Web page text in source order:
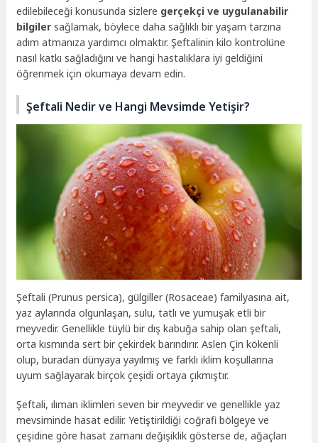
edilebileceği konusunda sizlere gerçekçi ve uygulanabilir
bilgiler sağlamak, böylece daha sağlıklı bir yaşam tarzına
adım atmanıza yardımcı olmaktır. Şeftalinin kilo kontrolüne
nasıl katkı sağladığını ve hangi hastalıklara iyi geldiğini
öğrenmek için okumaya devam edin.
Şeftali Nedir ve Hangi Mevsimde Yetişir?
Şeftali (Prunus persica), gülgiller (Rosaceae) familyasına ait,
yaz aylarında olgunlaşan, sulu, tatlı ve yumuşak etli bir
meyvedir. Genellikle tüylü bir dış kabuğa sahip olan şeftali,
orta kısmında sert bir çekirdek barındırır. Aslen Çin kökenli
olup, buradan dünyaya yayılmış ve farklı iklim koşullarına
uyum sağlayarak birçok çeşidi ortaya çıkmıştır.
Şeftali, ılıman iklimleri seven bir meyvedir ve genellikle yaz
mevsiminde hasat edilir. Yetiştirildiği coğrafi bölgeye ve
çeşidine göre hasat zamanı değişiklik gösterse de, ağaçları